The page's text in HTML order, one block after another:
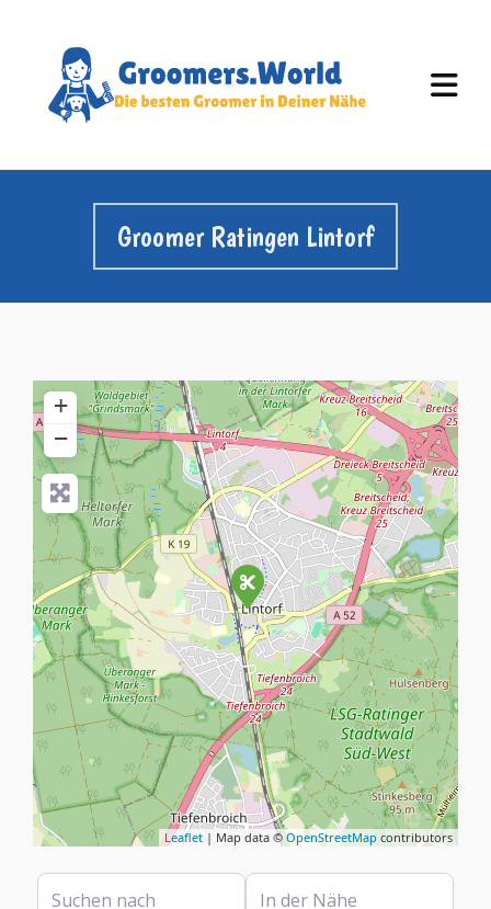
Groomer Ratingen Lintorf
+
−
Leaflet | Map data ©OpenStreetMap contributors
Suchen nach In der Nähe